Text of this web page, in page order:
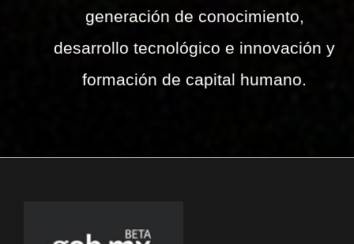
generación de conocimiento,
desarrollo tecnológico e innovación y
formación de capital humano.